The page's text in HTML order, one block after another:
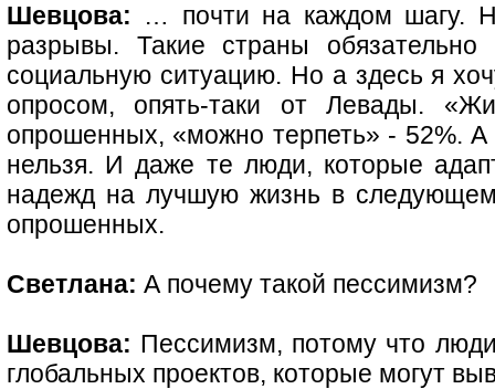
Шевцова: … почти на каждом шагу.
разрывы. Такие страны
социальную ситуацию. Но а здесь я
опросом, опять-таки от Левады.
опрошенных, «можно терпеть» - 52%. А
нельзя. И даже те люди, которые
надежд на лучшую жизнь в
опрошенных.
Светлана: А почему такой пессимизм?
Шевцова: Пессимизм, потому что
глобальных проектов, которые могут